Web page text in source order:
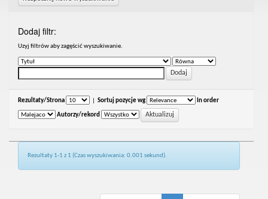
Dodaj filtr:
Uzyj filtrów aby zagęścić wyszukiwanie.
Rezultaty/Strona Sortuj pozycje wg In order
Autorzy/rekord
Rezultaty 1-1 z 1 (Czas wyszukiwania: 0.001 sekund).